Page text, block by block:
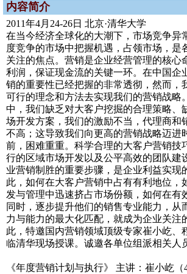
内容简介
2011年4月24-26日 北京·清华大学
在当今经济全球化的大潮下，市场竞争异
度竞争的市场中把握机遇，占领市场，是
关注的焦点。营销是企业经营管理的核心
利润，保证现金流的关键一环。在中国企
销的重要性已经把握的非常透彻，然而，
可行的理念和方法去实现我们的营销战略
中，我们缺乏对大客户挖掘的合理策略、
场开发方案，我们的激励不当，代理商和
不高；这导致我们向更高的营销战略迈进
前，困难重重。科学合理的大客户营销技
行的区域市场开发以及公平高效的团队建
业营销制胜的重要步骤，是企业利益实现
此，如何在大客户营销中占有有利地位，
发与管理中迅速挤占市场份额，如何在有
同时，逐步提升他们的销售专业能力，从
力与能力的最大化匹配，就成为企业关注
此，特邀国内营销领域顶级专家崔小屹、
临清华现场授课。诚邀各单位组派相关人
《年度营销计划与执行》 主讲：崔小屹（